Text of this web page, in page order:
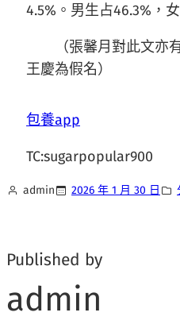
4.5%。男生占46.3%，
（張馨月對此文亦
王慶為假名）
包養app
TC:sugarpopular900
admin 2026 年 1 月 30 日
Published by
admin